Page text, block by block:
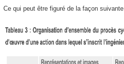
Ce qui peut être figuré de la façon